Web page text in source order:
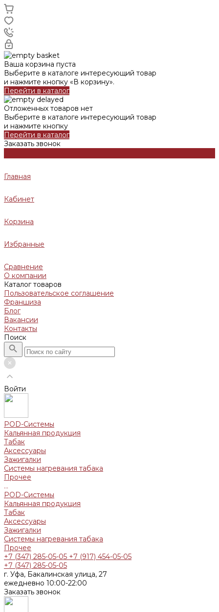
Ваша корзина пуста
Выберите в каталоге интересующий товар
и нажмите кнопку «В корзину».
Перейти в каталог
Отложенных товаров нет
Выберите в каталоге интересующий товар
и нажмите кнопку
Перейти в каталог
Заказать звонок
Главная
Кабинет
Корзина
Избранные
Сравнение
О компании
Каталог товаров
Пользовательское соглашение
Франшиза
Блог
Вакансии
Контакты
Поиск
Войти
POD-Системы
Кальянная продукция
Табак
Аксессуары
Зажигалки
Системы нагревания табака
Прочее
...
POD-Системы
Кальянная продукция
Табак
Аксессуары
Зажигалки
Системы нагревания табака
Прочее
+7 (347) 285-05-05 +7 (917) 454-05-05
+7 (347) 285-05-05
г. Уфа, Бакалинская улица, 27
ежедневно 10:00-22:00
Заказать звонок